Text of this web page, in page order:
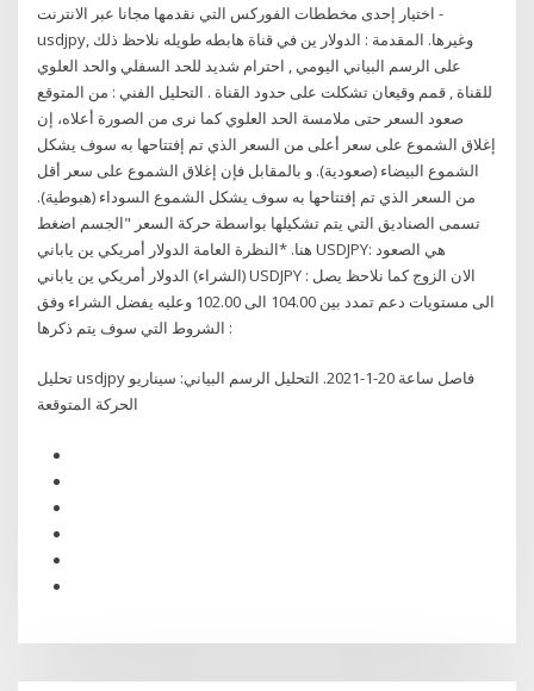
اختيار إحدى مخططات الفوركس التي نقدمها مجانا عبر الانترنت -
usdjpy, وغيرها. المقدمة : الدولار ين في قناة هابطه طويله نلاحظ ذلك
على الرسم البياني اليومي , احترام شديد للحد السفلي والحد العلوي
للقناة , قمم وقيعان تشكلت على حدود القناة . التحليل الفني : من المتوقع
صعود السعر حتى ملامسة الحد العلوي كما نرى من الصورة أعلاه، إن
إغلاق الشموع على سعر أعلى من السعر الذي تم إفتتاحها به سوف يشكل
الشموع البيضاء (صعودية). و بالمقابل فإن إغلاق الشموع على سعر أقل
من السعر الذي تم إفتتاحها به سوف يشكل الشموع السوداء (هبوطية).
تسمى الصناديق التي يتم تشكيلها بواسطة حركة السعر "الجسم اضغط
هنا. *النظرة العامة الدولار أمريكي ين ياباني USDJPY: هي الصعود
(الشراء) الدولار أمريكي ين ياباني USDJPY : الان الزوج كما نلاحظ يصل
الى مستويات دعم تمدد بين 104.00 الى 102.00 وعليه يفضل الشراء وفق
الشروط التي سوف يتم ذكرها :
تحليل usdjpy فاصل ساعة 20-1-2021. التحليل الرسم البياني: سيناريو
الحركة المتوقعة